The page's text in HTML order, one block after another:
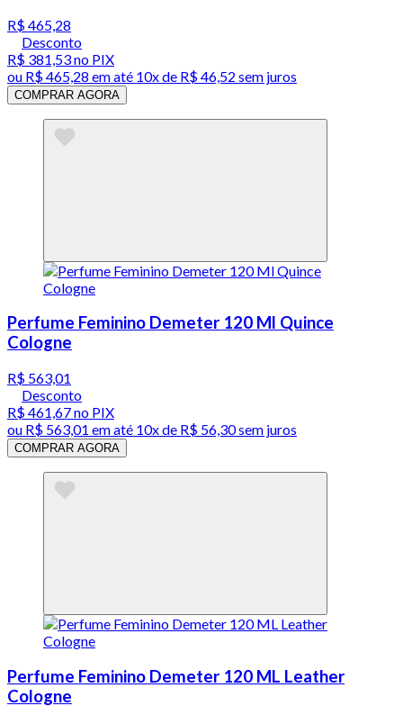
R$ 465,28
Desconto
R$ 381,53no PIX
ou R$ 465,28 em até 10x de R$ 46,52 sem juros
COMPRAR AGORA
Perfume Feminino Demeter 120 Ml Quince
Cologne
R$ 563,01
Desconto
R$ 461,67no PIX
ou R$ 563,01 em até 10x de R$ 56,30 sem juros
COMPRAR AGORA
Perfume Feminino Demeter 120 ML Leather
Cologne